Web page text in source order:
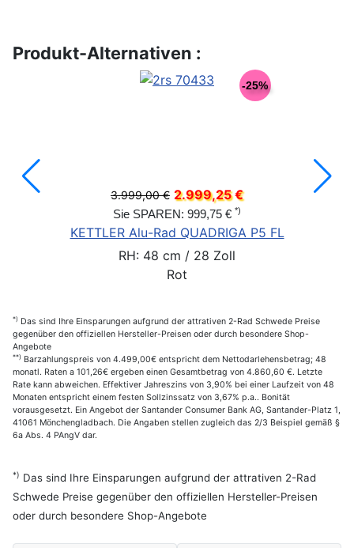
Produkt-Alternativen :
-25%
3.999,00 € 2.999,25 €
Sie SPAREN: 999,75 € *)
KETTLER Alu-Rad QUADRIGA P5 FL
RH: 48 cm / 28 Zoll
Rot
*) Das sind Ihre Einsparungen aufgrund der attrativen 2-Rad Schwede Preise
gegenüber den offiziellen Hersteller-Preisen oder durch besondere Shop-
Angebote
**) Barzahlungspreis von 4.499,00€ entspricht dem Nettodarlehensbetrag; 48
monatl. Raten a 101,26€ ergeben einen Gesamtbetrag von 4.860,60 €. Letzte
Rate kann abweichen. Effektiver Jahreszins von 3,90% bei einer Laufzeit von 48
Monaten entspricht einem festen Sollzinssatz von 3,67% p.a.. Bonität
vorausgesetzt. Ein Angebot der Santander Consumer Bank AG, Santander-Platz 1,
41061 Mönchengladbach. Die Angaben stellen zugleich das 2/3 Beispiel gemäß §
6a Abs. 4 PAngV dar.
*) Das sind Ihre Einsparungen aufgrund der attrativen 2-Rad
Schwede Preise gegenüber den offiziellen Hersteller-Preisen
oder durch besondere Shop-Angebote